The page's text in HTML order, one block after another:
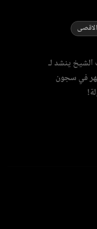
ينشد لـ
معتقل قبل 4 أشهر في سجون